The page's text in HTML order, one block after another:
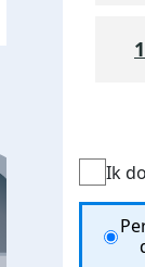
Ik